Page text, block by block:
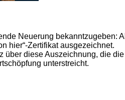
Neuerung bekanntzugeben:
hier“-Zertifikat ausgezeichnet.
über diese Auszeichnung, die die
unterstreicht.